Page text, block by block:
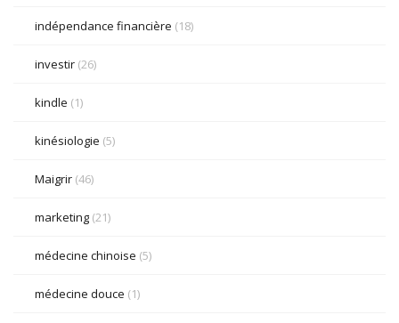
indépendance financière (18)
investir (26)
kindle (1)
kinésiologie (5)
Maigrir (46)
marketing (21)
médecine chinoise (5)
médecine douce (1)